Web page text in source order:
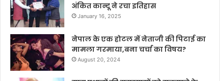
अंकित कान्दू ने रचा इतिहास
January 16, 2025
नेपाल के एक होटल में नेताजी की पिटाई का
मामला गरमाया,बना चर्चा का विषय?
August 20, 2024